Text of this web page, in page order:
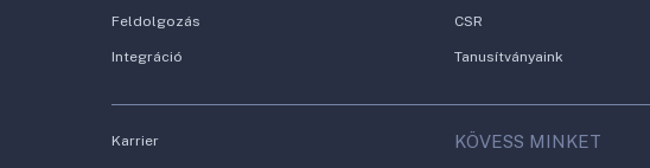
Feldolgozás
Integráció
CSR
Tanusítványaink
Karrier KÖVESS MINKET